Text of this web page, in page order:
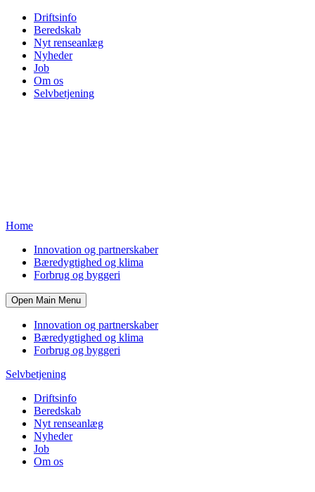
Driftsinfo
Beredskab
Nyt renseanlæg
Nyheder
Job
Om os
Selvbetjening
Home
Innovation og partnerskaber
Bæredygtighed og klima
Forbrug og byggeri
Open Main Menu
Innovation og partnerskaber
Bæredygtighed og klima
Forbrug og byggeri
Selvbetjening
Driftsinfo
Beredskab
Nyt renseanlæg
Nyheder
Job
Om os